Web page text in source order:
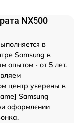
NX500
в
Samsung в
опытом - от 5 лет.
центр уверены в
Samsung
оформлении